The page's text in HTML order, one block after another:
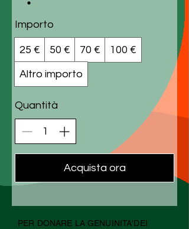
Importo
25 € 50 € 70 € 100 €
Altro importo
Quantità
Acquista ora
PER DONARE LA GENUINITA'DEI